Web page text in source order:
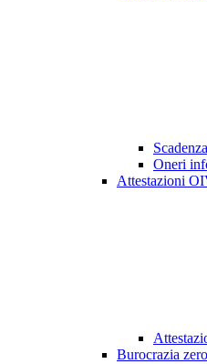
Oneri
Attestazioni
Burocrazia zero